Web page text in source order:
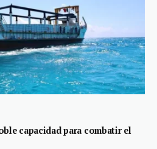
capacidad para combatir el